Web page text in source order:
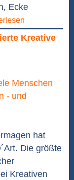
Ecke
Kreative
hat
Die größte
Kreativen